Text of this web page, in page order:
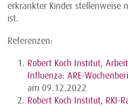
erkrankter Kinder stellenweise
ist.
Referenzen:
Robert Koch Institut,
Influenza: ARE-
am 09.12.2022
Robert Koch Institut, RKI-